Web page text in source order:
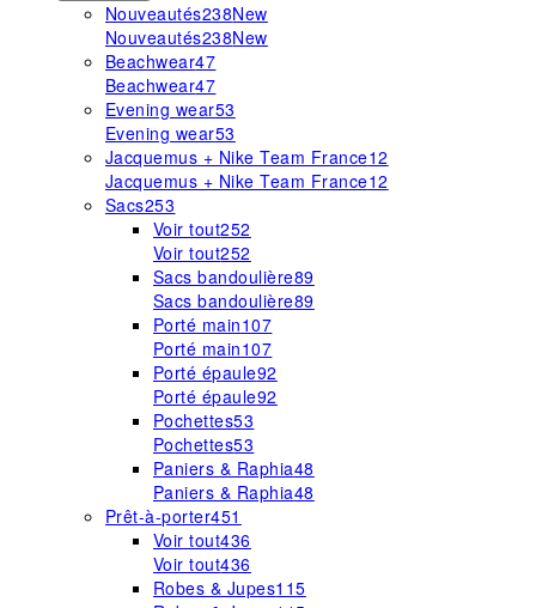
Nouveautés238New
Nouveautés238New
Beachwear47
Beachwear47
Evening wear53
Evening wear53
Jacquemus + Nike Team France12
Jacquemus + Nike Team France12
Sacs253
Voir tout252
Voir tout252
Sacs bandoulière89
Sacs bandoulière89
Porté main107
Porté main107
Porté épaule92
Porté épaule92
Pochettes53
Pochettes53
Paniers & Raphia48
Paniers & Raphia48
Prêt-à-porter451
Voir tout436
Voir tout436
Robes & Jupes115